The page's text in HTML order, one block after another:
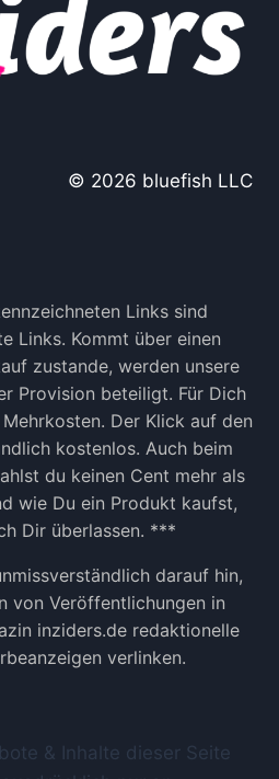
© 2026 bluefish LLC
Links sind
Links. Kommt über einen
zustande, werden unsere
Provision beteiligt. Für Dich
Der Klick auf den
kostenlos. Auch beim
du keinen Cent mehr als
wie Du ein Produkt kaufst,
Dir überlassen. ***
darauf hin,
von Veröffentlichungen in
inziders.de redaktionelle
verlinken.
& Inhalte dieser Seite